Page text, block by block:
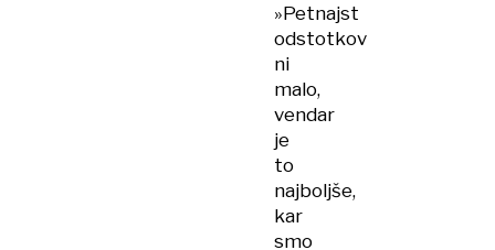
»Petnajst
odstotkov
ni
malo,
vendar
je
to
najboljše,
kar
smo